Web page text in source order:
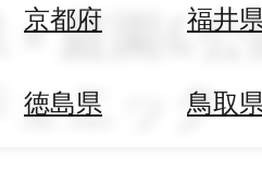
京都府 福井
徳島県 鳥取
× 庭園&
ェニック